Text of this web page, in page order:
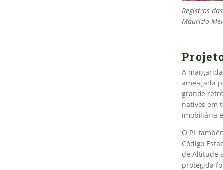
Registros
Maurício
A
ameaçada
grande
nativos em
imobiliária
O PL
Código
de Altitude
protegida